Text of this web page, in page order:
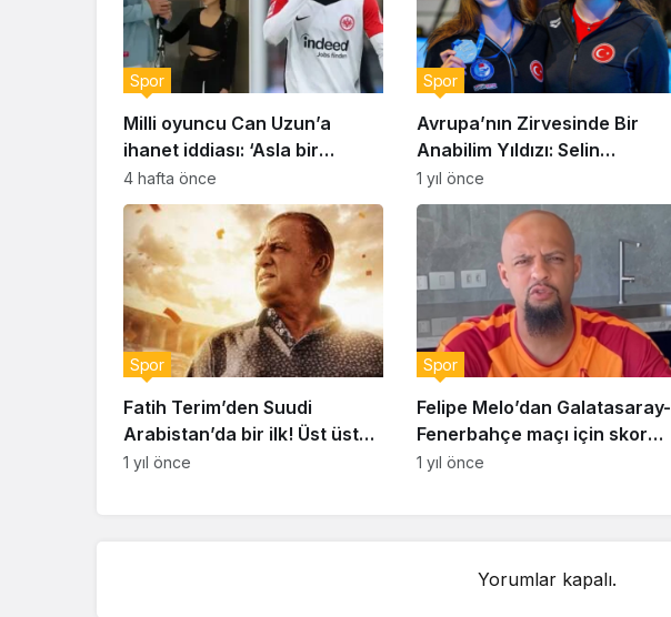
Milli oyuncu Can Uzun’a
ihanet iddiası: ‘Asla bir
erkeğe bağımlı olmayın’
Spor
4 hafta önce
Avrupa’nın Zirvesinde Bir
Anabilim Yıldızı: Selin
Hürmeriç
Spor
1 yıl önce
Fatih Terim’den Suudi
Arabistan’da bir ilk! Üst üste
iki maçını…
Spor
1 yıl önce
Felipe Melo’dan Galatasaray-
Fenerbahçe maçı için skor
tahmini: “Derbi zor geçecek
Spor
1 yıl önce
Yorumlar kapalı.